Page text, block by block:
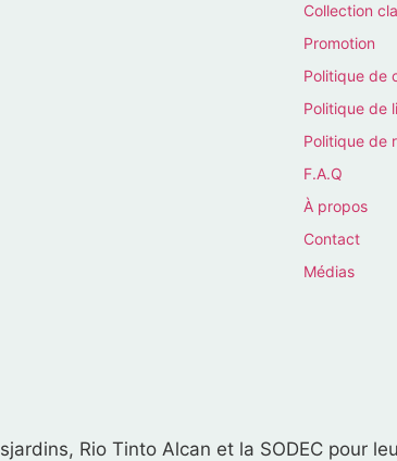
Collection
Promotion
Politique de
Politique de
Politique de
F.A.Q
À propos
Contact
Médias
Rio Tinto Alcan et la SODEC pour